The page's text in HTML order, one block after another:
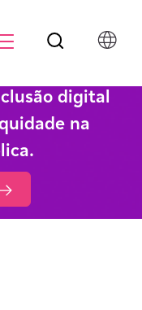
digital
na
Botão de